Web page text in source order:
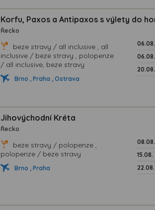
Korfu, Paxos a Antipaxos s výlety do
Řecko
beze stravy / all inclusive , all
inclusive / beze stravy , polopenze
/ all inclusive, beze stravy
Brno , Praha , Ostrava
Jihovýchodní Kréta
Řecko
beze stravy / polopenze ,
polopenze / beze stravy
Brno , Praha